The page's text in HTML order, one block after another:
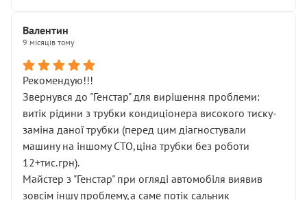
Валентин
9 місяців тому
Рекомендую!!!
Звернувся до "Генстар" для вирішення проблеми:
витік рідини з трубки кондиціонера високого тиску-
заміна даної трубки (перед цим діагностували
машину на іншому СТО,ціна трубки без роботи
12+тис.грн).
Майстер з "Генстар" при огляді автомобіля виявив
зовсім іншу проблему,а саме потік сальник